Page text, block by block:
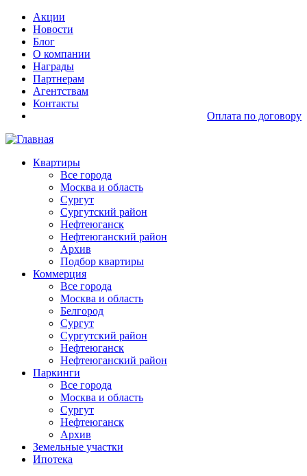
Перейти
основному
содержанию
Основная
навигация
доп
Акции
Новости
Блог
О компании
Награды
Партнерам
Агентствам
Контакты
Оплата по договору
Основная
навигация
Квартиры
Все города
Москва и область
Сургут
Сургутский район
Нефтеюганск
Нефтеюганский район
Архив
Подбор квартиры
Коммерция
Все города
Москва и область
Белгород
Сургут
Сургутский район
Нефтеюганск
Нефтеюганский район
Паркинги
Все города
Москва и область
Сургут
Нефтеюганск
Архив
Земельные участки
Ипотека